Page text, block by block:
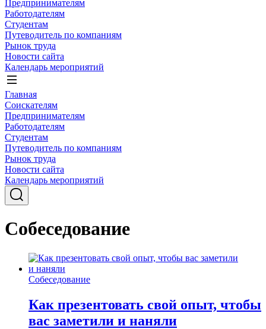
Предпринимателям
Работодателям
Студентам
Путеводитель по компаниям
Рынок труда
Новости сайта
Календарь мероприятий
Главная
Соискателям
Предпринимателям
Работодателям
Студентам
Путеводитель по компаниям
Рынок труда
Новости сайта
Календарь мероприятий
Собеседование
Собеседование
Как презентовать свой опыт, чтобы
вас заметили и наняли